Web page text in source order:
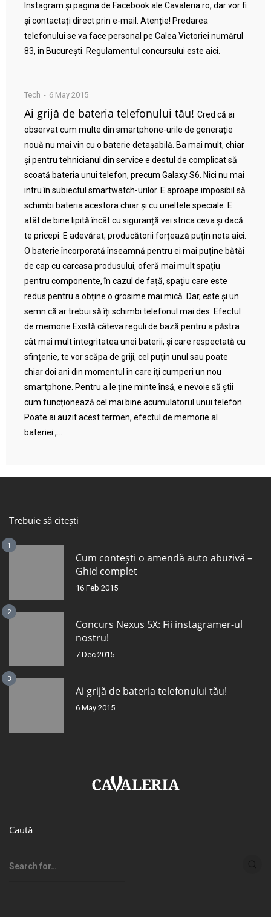
Instagram și pagina de Facebook ale Cavaleria.ro, dar vor fi
și contactați direct prin e-mail. Atenție! Predarea
telefonului se va face personal pe Calea Victoriei numărul
83, în București. Regulamentul concursului este aici.
Tech 6 May 2015
Ai grijă de bateria telefonului tău! Cred că ai
observat cum multe din smartphone-urile de generație
nouă nu mai vin cu o baterie detașabilă. Ba mai mult, chiar
și pentru tehnicianul din service e destul de complicat să
scoată bateria unui telefon, precum Galaxy S6. Nici nu mai
intru în subiectul smartwatch-urilor. E aproape imposibil să
schimbi bateria acestora chiar și cu uneltele speciale. E
atât de bine lipită încât cu siguranță vei strica ceva și dacă
te pricepi. E adevărat, producătorii forțează puțin nota aici.
O baterie încorporată înseamnă pentru ei mai puține bătăi
de cap cu carcasa produsului, oferă mai mult spațiu
pentru componente, în cazul de față, spațiu care este
redus pentru a obține o grosime mai mică. Dar, este și un
semn că ar trebui să îți schimbi telefonul mai des. Efectul
de memorie Există câteva reguli de bază pentru a păstra
cât mai mult integritatea unei baterii, și care respectată cu
sfințenie, te vor scăpa de griji, cel puțin unul sau poate
chiar doi ani din momentul în care îți cumperi un nou
smartphone. Pentru a le ține minte însă, e nevoie să știi
cum funcționează cel mai bine acumulatorul unui telefon.
Poate ai auzit acest termen, efectul de memorie al
bateriei.,...
Trebuie să citești
1
Cum contești o amendă auto abuzivă –
Ghid complet
16 Feb 2015
2
Concurs Nexus 5X: Fii instagramer-ul
nostru!
7 Dec 2015
3
Ai grijă de bateria telefonului tău!
6 May 2015
Caută